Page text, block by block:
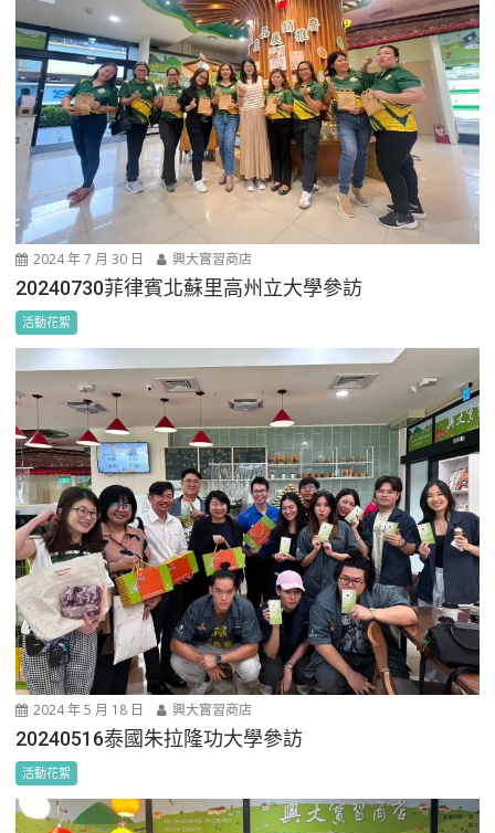
2024 年 7 月 30 日 興大實習商店
20240730菲律賓北蘇里高州立大學參訪
活動花絮
2024 年 5 月 18 日 興大實習商店
20240516泰國朱拉隆功大學參訪
活動花絮